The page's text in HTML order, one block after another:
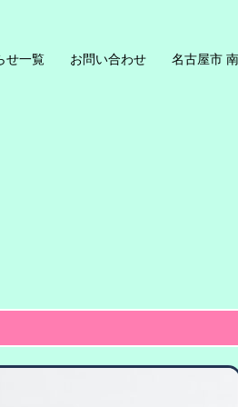
せ一覧 お問い合わせ 名古屋市